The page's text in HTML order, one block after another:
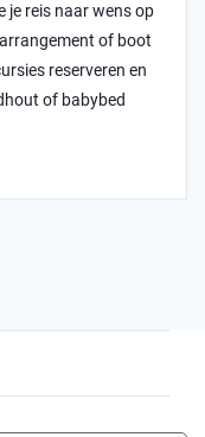
je reis naar wens op
of boot
reserveren en
of babybed